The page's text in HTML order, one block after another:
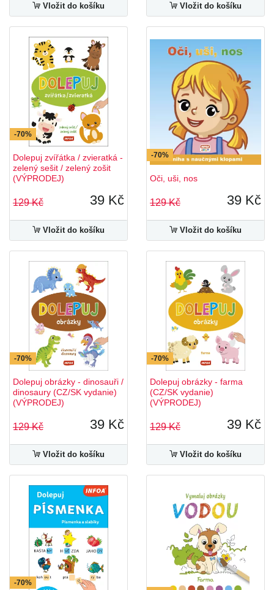
Vložit do košíku Vložit do košíku
-70%
Dolepuj zvířátka / zvieratká -
zelený sešit / zelený zošit
(VÝPRODEJ)
129 Kč 39 Kč
Vložit do košíku
-70%
Oči, uši, nos
129 Kč 39 Kč
Vložit do košíku
-70%
Dolepuj obrázky - dinosauři /
dinosaury (CZ/SK vydanie)
(VÝPRODEJ)
129 Kč 39 Kč
Vložit do košíku
-70%
Dolepuj obrázky - farma
(CZ/SK vydanie)
(VÝPRODEJ)
129 Kč 39 Kč
Vložit do košíku
-70%